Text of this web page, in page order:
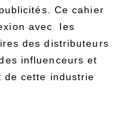
Ce cahier
avec les
des distributeurs
influenceurs et
de cette industrie